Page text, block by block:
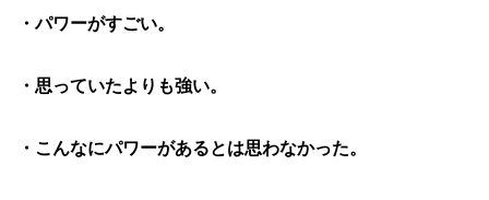
・パワーがすごい。
・思っていたよりも強い。
・こんなにパワーがあるとは思わなかった。